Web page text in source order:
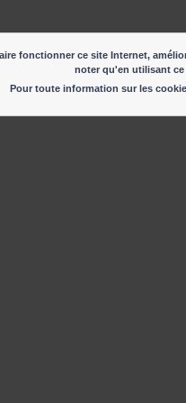
fonctionner ce site Internet,
noter qu'en utilisant
Pour toute information sur les